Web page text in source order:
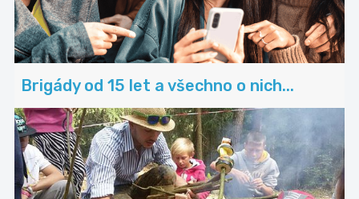
Brigády od 15 let a všechno o nich...